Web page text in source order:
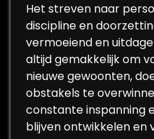
Het streven naar
discipline en
vermoeiend en
altijd gemakkelijk om
nieuwe gewoonten,
obstakels te
constante inspanning
blijven ontwikkelen en